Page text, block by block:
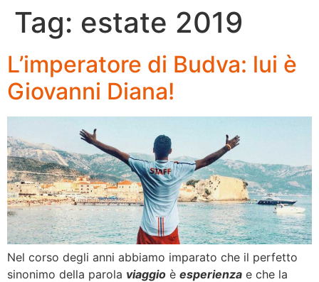
Tag: estate 2019
L’imperatore di Budva: lui è
Giovanni Diana!
Nel corso degli anni abbiamo imparato che il perfetto
sinonimo della parola viaggio è esperienza e che la